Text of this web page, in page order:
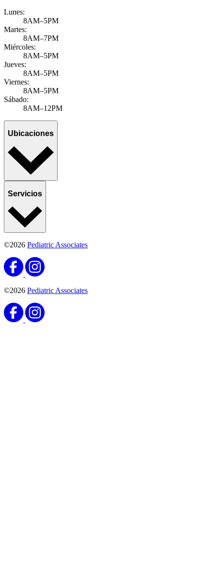
Lunes:
8AM–5PM
Martes:
8AM–7PM
Miércoles:
8AM–5PM
Jueves:
8AM–5PM
Viernes:
8AM–5PM
Sábado:
8AM–12PM
Ubicaciones
Servicios
©2026 Pediatric Associates
©2026 Pediatric Associates